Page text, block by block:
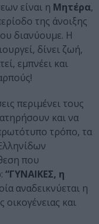
είναι η Μητέρα,
της άνοιξης
διανύουμε. Η
δίνει ζωή,
εμπνέει και
περιμένει τους
και να
τρόπο, τα
που
“ΓΥΝΑΙΚΕΣ, η
αναδεικνύεται η
και